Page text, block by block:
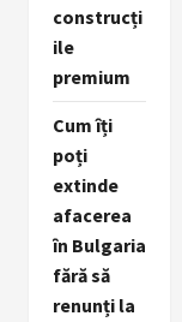
construcți
ile
premium
Cum îți
poți
extinde
afacerea
în Bulgaria
fără să
renunți la